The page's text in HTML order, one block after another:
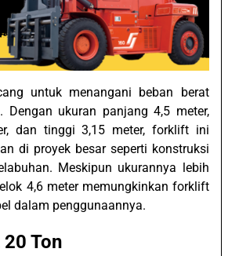
untuk menangani beban berat
Dengan ukuran panjang 4,5 meter,
dan tinggi 3,15 meter, forklift ini
di proyek besar seperti konstruksi
Meskipun ukurannya lebih
4,6 meter memungkinkan forklift
dalam penggunaannya.
Ton